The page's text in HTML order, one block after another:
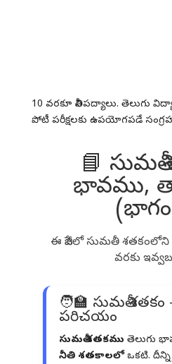
10 వరకూ నీతిపద్యాలు. తెలుగు
పోటీ పరీక్షలకు ఉపయోగపడే
📘 సుమతీ
భావము,
ఈ పేజీలో సుమతీ శతకంలోని
వరకు
🧑‍🏫 సుమతీ శతకం
పరిచయం
సుమతీ శతకము తెలుగు
నీతి శతకాలలోఒకటి.